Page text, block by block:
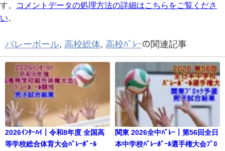
す。
コメントデータの処理方法の詳細はこちらをご覧くださ
い
バレーボール, 高校総体, 高校ﾊﾞﾚｰの関連記事
2026ｲﾝﾀｰﾊｲ｜令和8年度 全国高
等学校総合体育大会ﾊﾞﾚｰﾎﾞｰﾙ
関東 2026全中ﾊﾞﾚｰ｜第56回全日
本中学校ﾊﾞﾚｰﾎﾞｰﾙ選手権大会ﾌﾞﾛ